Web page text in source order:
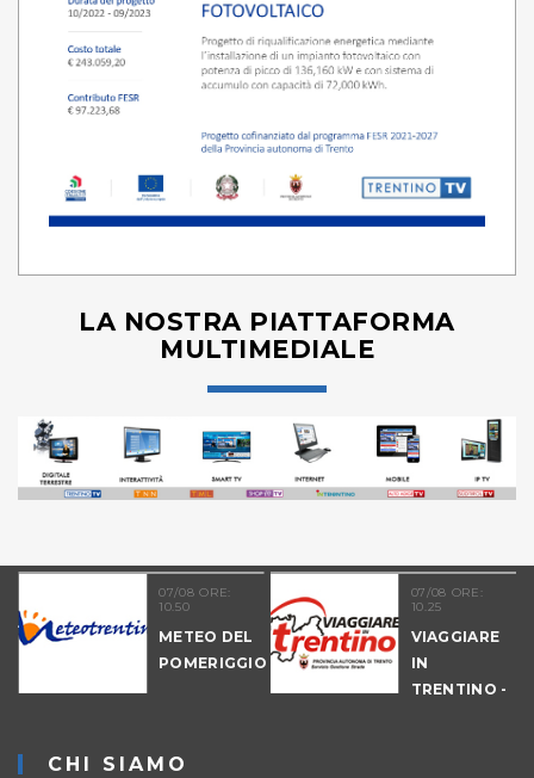
LA NOSTRA PIATTAFORMA
MULTIMEDIALE
07/08 ORE:
10.50
METEO DEL
POMERIGGIO
07/08 ORE:
10.25
VIAGGIARE
IN
TRENTINO -
CHI SIAMO